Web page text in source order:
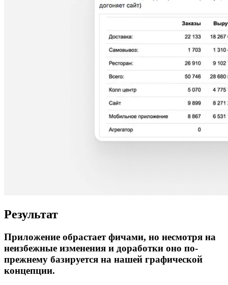
Результат
Приложение обрастает фичами, но несмотря на
неизбежные изменения и доработки оно по-
прежнему базируется на нашей графической
концепции.